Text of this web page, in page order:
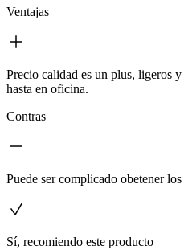
Ventajas
Precio calidad es un plus, ligeros
hasta en oficina.
Contras
Puede ser complicado obetener
Sí, recomiendo este producto